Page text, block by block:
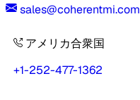
sales@coherentmi.com
アメリカ合衆国
+1-252-477-1362